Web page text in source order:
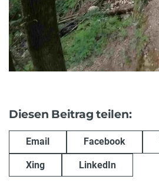
Diesen Beitrag teilen:
Email Facebook
Xing LinkedIn